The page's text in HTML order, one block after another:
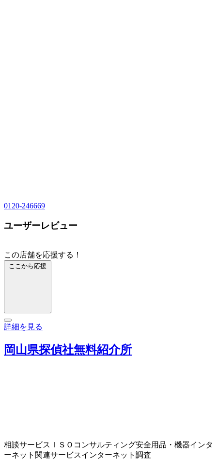
0120-246669
ユーザーレビュー
この店舗を応援する！
ここから応援
詳細を見る
岡山県探偵社無料紹介所
相談サービス ＩＳＯコンサルティング安全用品・機器インタ
ーネット関連サービスインターネット調査